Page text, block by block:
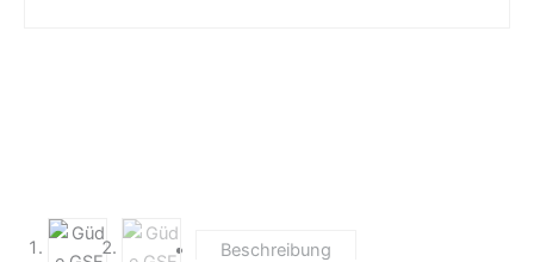
Beschreibung